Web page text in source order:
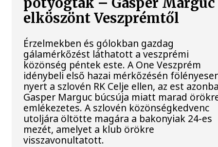
elköszönt Veszprémtől
Érzelmekben és gólokban gazdag
gálamérkőzést láthatott a veszprémi
közönség péntek este. A One Veszprém
idénybeli első hazai mérkőzésén
nyert a szlovén RK Celje ellen, az est
Gasper Marguc búcsúja miatt marad
emlékezetes. A szlovén közönségkedvenc
utoljára öltötte magára a bakonyiak 24-es
mezét, amelyet a klub örökre
visszavonultatott.